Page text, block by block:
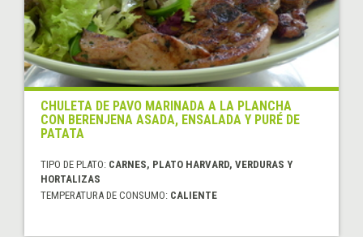
CHULETA DE PAVO MARINADA A LA PLANCHA
CON BERENJENA ASADA, ENSALADA Y PURÉ DE
PATATA
TIPO DE PLATO: CARNES, PLATO HARVARD, VERDURAS Y
HORTALIZAS
TEMPERATURA DE CONSUMO: CALIENTE